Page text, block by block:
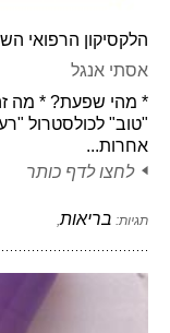
הלקסיקון הרפואי
אסתי אנגל
* מהי שפעת? * מה זה
"טוב" לכולסטרול
אחרות...
לחצו לדף כותר
תגיות: בריאות,